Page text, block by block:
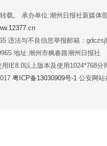
载。 承办单位:潮州日报社新媒体
违法与不良信息举报邮箱：
地址:潮州市枫春路潮州日报社
IE8.0以上版本及使用1024*768分
粤ICP备13030909号-1 公安网站